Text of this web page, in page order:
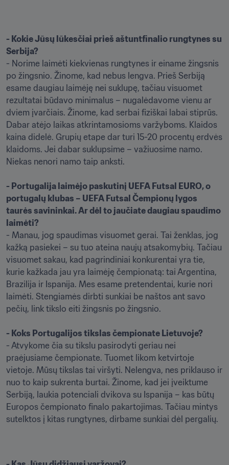
- Kokie Jūsų lūkesčiai prieš aštuntfinalio rungtynes su
Serbija?
- Norime laimėti kiekvienas rungtynes ir einame žingsnis
po žingsnio. Žinome, kad nebus lengva. Prieš Serbiją
esame daugiau laimėję nei suklupę, tačiau visuomet
rezultatai būdavo minimalus – nugalėdavome vienu ar
dviem įvarčiais. Žinome, kad serbai fiziškai labai stiprūs.
Dabar atėjo laikas atkrintamosioms varžyboms. Klaidos
kaina didelė. Grupių etape dar turi 15-20 procentų erdvės
klaidoms. Jei dabar suklupsime – važiuosime namo.
Niekas nenori namo taip anksti.
- Portugalija laimėjo paskutinį UEFA Futsal EURO, o
portugalų klubas – UEFA Futsal Čempionų lygos
taurės savininkai. Ar dėl to jaučiate daugiau spaudimo
laimėti?
- Manau, jog spaudimas visuomet gerai. Tai ženklas, jog
kažką pasiekei – su tuo ateina naujų atsakomybių. Tačiau
visuomet sakau, kad pagrindiniai konkurentai yra tie,
kurie kažkada jau yra laimėję čempionatą: tai Argentina,
Brazilija ir Ispanija. Mes esame pretendentai, kurie nori
laimėti. Stengiamės dirbti sunkiai be naštos ant savo
pečių, link tikslo eiti žingsnis po žingsnio.
- Koks Portugalijos tikslas čempionate Lietuvoje?
- Atvykome čia su tikslu pasirodyti geriau nei
praėjusiame čempionate. Tuomet likom ketvirtoje
vietoje. Mūsų tikslas tai viršyti. Nelengva, nes priklauso ir
nuo to kaip sukrenta burtai. Žinome, kad jei įveiktume
Serbiją, laukia potenciali dvikova su Ispanija – kas būtų
Europos čempionato finalo pakartojimas. Tačiau mintys
sutelktos į kitas rungtynes, dirbame sunkiai dėl pergalių.